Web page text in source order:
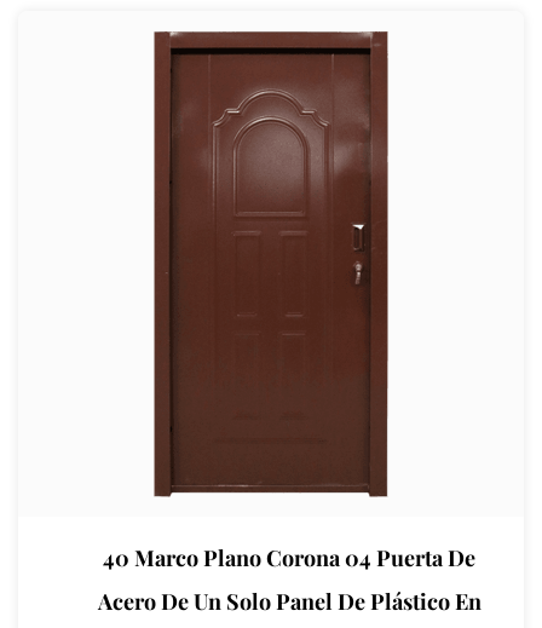
40 Marco Plano Corona 04 Puerta De
Acero De Un Solo Panel De Plástico En